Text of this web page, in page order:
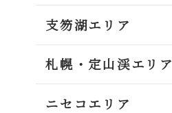
支笏湖エリア
札幌・定山渓エリア
ニセコエリア